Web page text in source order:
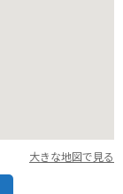
大きな地図で見る